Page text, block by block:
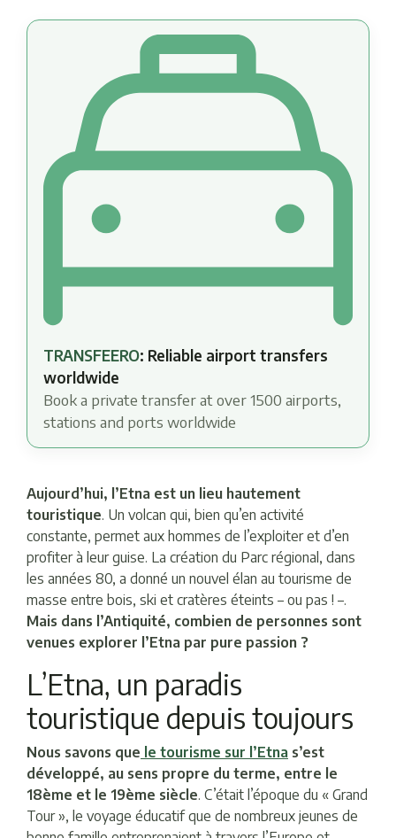
TRANSFEERO: Reliable airport transfers
worldwide
Book a private transfer at over 1500 airports,
stations and ports worldwide
Aujourd’hui, l’Etna est un lieu hautement
touristique. Un volcan qui, bien qu’en activité
constante, permet aux hommes de l’exploiter et d’en
profiter à leur guise. La création du Parc régional, dans
les années 80, a donné un nouvel élan au tourisme de
masse entre bois, ski et cratères éteints – ou pas ! –.
Mais dans l’Antiquité, combien de personnes sont
venues explorer l’Etna par pure passion ?
L’Etna, un paradis
touristique depuis toujours
Nous savons que le tourisme sur l’Etna s’est
développé, au sens propre du terme, entre le
18ème et le 19ème siècle. C’était l’époque du « Grand
Tour », le voyage éducatif que de nombreux jeunes de